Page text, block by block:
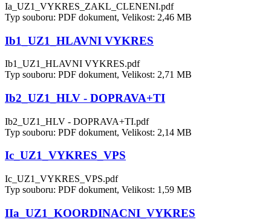
Ia_UZ1_VYKRES_ZAKL_CLENENI.pdf
Typ souboru: PDF dokument, Velikost: 2,46 MB
Ib1_UZ1_HLAVNI VYKRES
Ib1_UZ1_HLAVNI VYKRES.pdf
Typ souboru: PDF dokument, Velikost: 2,71 MB
Ib2_UZ1_HLV - DOPRAVA+TI
Ib2_UZ1_HLV - DOPRAVA+TI.pdf
Typ souboru: PDF dokument, Velikost: 2,14 MB
Ic_UZ1_VYKRES_VPS
Ic_UZ1_VYKRES_VPS.pdf
Typ souboru: PDF dokument, Velikost: 1,59 MB
IIa_UZ1_KOORDINACNI_VYKRES